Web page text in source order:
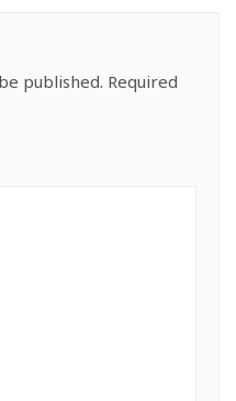
published. Required